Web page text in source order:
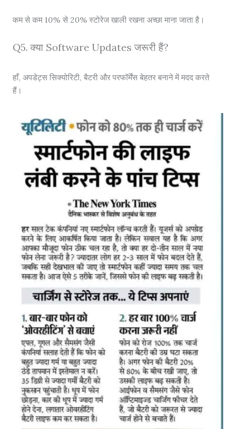
कम से कम 10% से 20% स्टोरेज खाली रखना अच्छा माना जाता है।
Q5. क्या Software Updates जरूरी हैं?
हाँ, अपडेट्स सिक्योरिटी, बैटरी और परफॉर्मेंस बेहतर बनाने में मदद करते
हैं।